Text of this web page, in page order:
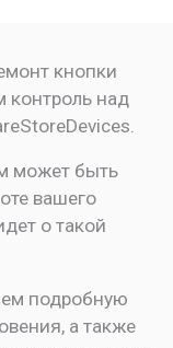
кнопки
контроль над
может быть
вашего
о такой
подробную
а также